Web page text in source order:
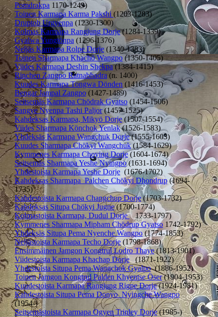
Pomdrakpa 1170-1249)
Toinen Karmapa Karma Pakshi (1203-1283)
Druptob Urgyenpa (1230-1300)
Kolmas Karmapa Rangjung Dorje(1284-1339)
Gyalwa Yungtönpa (1296-1376)
Neljäs Karmapa Rolpe Dorje (1340-1383)
Toinen Sharmapa Khachö Wangpo (1350-1405)
Viides Karmapa Deshin Shekpa(1384-1415)
Rinchen Zangpo Ratnabhadra (n. 1400)
Kuudes Karmapa Tongwa Dönden (1416-1453)
Bengar Jampal Zangpo (1427-1489)
Seitsemäs Karmapa Chödrak Gyatso (1454-1506)
Sangye Nyenpa Tashi Paljor(1457-1525)
Kahdeksas Karmapa, Mikyö Dorje(1507-1554)
Viides Sharmapa Könchok Yenlak(1526-1583)
Yhdeksäs Karmapa Wangchuk Dorje(1555-1603)
Kuudes Sharmapa Chökyi Wangchuk(1584-1629)
Kymmenes Karmapa Choying Dorje(1604-1674)
Seitsemäs Sharmapa Yeshe Nyingpo(1631-1694)
Yhdestoista Karmapa Yeshe Dorje (1676-1702)
Kahdeksas Sharmapa Palchen Chökyi Dhondrup(1694-
1735)
Kahdestoista Karmapa Changchup Dorje(1703-1732)
Kahdeksas Situpa Chökyi Jugne(1700-1774)
Kolmastoista Karmapa, Dudul Dorje 1733-1797)
Kymmenes Sharmapa Mipham Chödrup Gyatso 1742-1792)
Yhdeksäs Situpa Pema Nyenche Wangpo(1774-1853)
Neljästoista Karmapa Techo Dorje (1798-1868)
Ensimmäinen Jamgon Kongtrul Lodro Thaye(1813-1901)
Viidestoista Karmapa Khachap Dorje(1871-1922)
Yhdestoista Situpa Pema Wangchok Gyalpo(1886-1952)
Toinen Jamgon Kongtrul Palden Khyentse Öser(1904-1953)
Kuudestoista Karmapa Rangjung Rigpe Dorje(1924-1981)
Kahdestoista Situpa Pema Donyo Nyingche Wangpo
(1954-)
Seitsemästoista Karmapa Ogyen Trinley Dorje(1985-)